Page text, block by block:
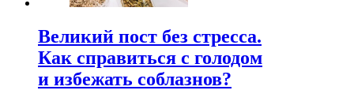
Великий пост без стресса.
Как справиться с голодом
и избежать соблазнов?